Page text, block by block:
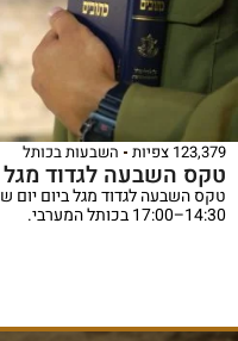
123,379 צפיות השבעות בכותל
טקס השבעה לגדוד מגל
14:30–17:00 בכותל המערבי.